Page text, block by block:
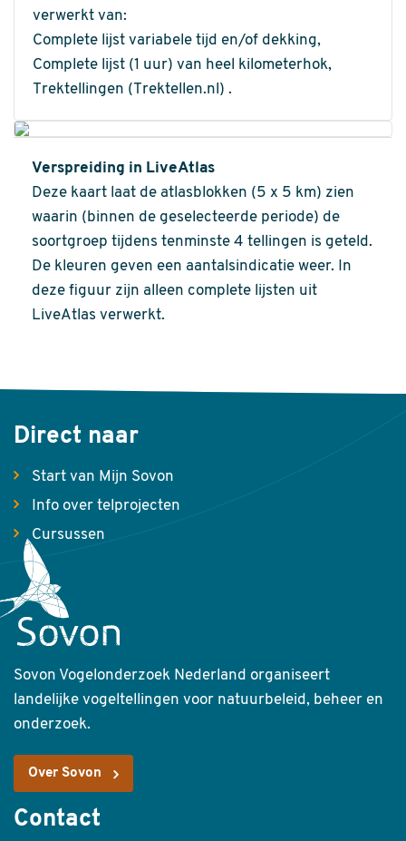
verwerkt van:
Complete lijst variabele tijd en/of dekking,
Complete lijst (1 uur) van heel kilometerhok,
Trektellingen (Trektellen.nl) .
Verspreiding in LiveAtlas
Deze kaart laat de atlasblokken (5 x 5 km) zien
waarin (binnen de geselecteerde periode) de
soortgroep tijdens tenminste 4 tellingen is geteld.
De kleuren geven een aantalsindicatie weer. In
deze figuur zijn alleen complete lijsten uit
LiveAtlas verwerkt.
Direct naar
Start van Mijn Sovon
Info over telprojecten
Cursussen
Sovon Vogelonderzoek Nederland organiseert
landelijke vogeltellingen voor natuurbeleid, beheer en
onderzoek.
Over Sovon
Contact